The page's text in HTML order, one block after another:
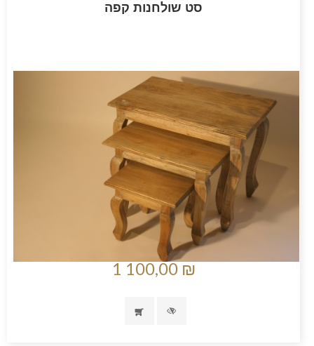
סט שולחנות קפה
1 100,00 ₪